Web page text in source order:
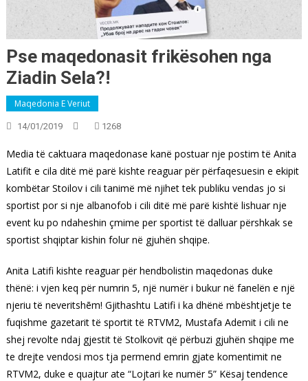
Pse maqedonasit frikësohen nga
Ziadin Sela?!
Maqedonia E Veriut
14/01/2019 1268
Media të caktuara maqedonase kanë postuar nje postim të Anita
Latifit e cila ditë më parë kishte reaguar për përfaqesuesin e ekipit
kombëtar Stoilov i cili tanimë më njihet tek publiku vendas jo si
sportist por si nje albanofob i cili ditë më parë kishtë lishuar nje
event ku po ndaheshin çmime per sportist të dalluar përshkak se
sportist shqiptar kishin folur në gjuhën shqipe.
Anita Latifi kishte reaguar për hendbolistin maqedonas duke
thënë: i vjen keq për numrin 5, një numër i bukur në fanelën e një
njeriu të neveritshēm! Gjithashtu Latifi i ka dhënë mbështjetje te
fuqishme gazetarit të sportit të RTVM2, Mustafa Ademit i cili ne
shej revolte ndaj gjestit të Stolkovit që përbuzi gjuhën shqipe me
te drejte vendosi mos tja permend emrin gjate komentimit ne
RTVM2, duke e quajtur ate “Lojtari ke numër 5” Kësaj tendence